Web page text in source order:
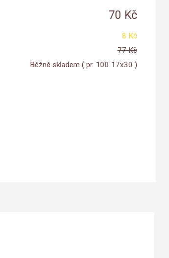
70 Kč
8 Kč
77 Kč
Běžně skladem ( pr. 100 17x30 )